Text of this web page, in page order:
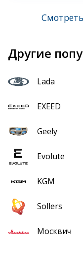
Другие
Lada
EXEED
Geely
Evolute
KGM
Sollers
Москвич